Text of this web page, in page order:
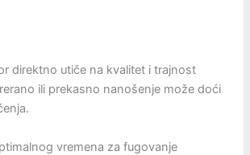
direktno utiče na kvalitet i trajnost
ili prekasno nanošenje može doći
vremena za fugovanje